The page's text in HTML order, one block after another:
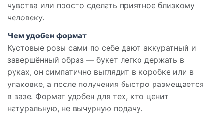
чувства или просто сделать приятное близкому
человеку.
Чем удобен формат
Кустовые розы сами по себе дают аккуратный и
завершённый образ — букет легко держать в
руках, он симпатично выглядит в коробке или в
упаковке, а после получения быстро размещается
в вазе. Формат удобен для тех, кто ценит
натуральную, не вычурную подачу.